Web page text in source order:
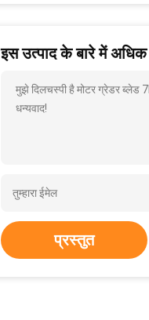
इस उत्पाद के बारे में अधिक
मुझे दिलचस्पी है मोटर ग्रेडर ब्लेड
धन्यवाद!
प्रस्तुत